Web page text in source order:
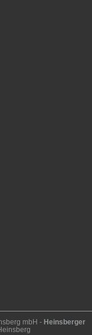
mbH - Heinsberger